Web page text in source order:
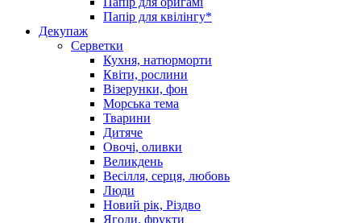
Папір для квілінгу*
Декупаж
Серветки
Кухня, натюрморти
Квіти, рослини
Візерунки, фон
Морська тема
Тварини
Дитяче
Овочі, оливки
Великдень
Весілля, серця, любовь
Люди
Новий рік, Різдво
Ягоди, фрукти